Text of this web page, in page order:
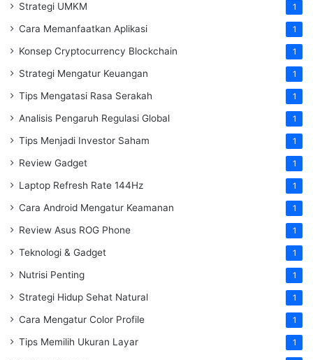
Strategi UMKM 1
Cara Memanfaatkan Aplikasi 1
Konsep Cryptocurrency Blockchain 1
Strategi Mengatur Keuangan 1
Tips Mengatasi Rasa Serakah 1
Analisis Pengaruh Regulasi Global 1
Tips Menjadi Investor Saham 1
Review Gadget 1
Laptop Refresh Rate 144Hz 1
Cara Android Mengatur Keamanan 1
Review Asus ROG Phone 1
Teknologi & Gadget 1
Nutrisi Penting 1
Strategi Hidup Sehat Natural 1
Cara Mengatur Color Profile 1
Tips Memilih Ukuran Layar 1